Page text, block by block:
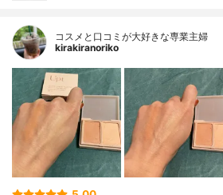
コスメと口コミが大好きな専業主婦
kirakiranoriko